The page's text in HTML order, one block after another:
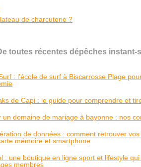
de charcuterie ?
toutes récentes dépêches
: l’école de surf à Biscarrosse Plage
de Capi : le guide pour comprendre et
un domaine de mariage à bayonne : nos
de données : comment retrouver
mémoire et smartphone
: une boutique en ligne sport et lifestyle
membres